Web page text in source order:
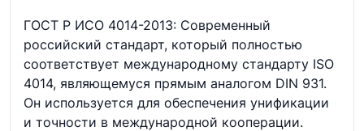
ГОСТ Р ИСО 4014-2013: Современный
российский стандарт, который полностью
соответствует международному стандарту ISO
4014, являющемуся прямым аналогом DIN 931.
Он используется для обеспечения унификации
и точности в международной кооперации.